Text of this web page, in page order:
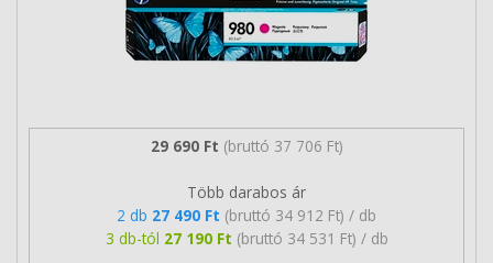
29 690 Ft (bruttó 37 706 Ft)
Több darabos ár
2 db 27 490 Ft (bruttó 34 912 Ft) / db
3 db-tól 27 190 Ft (bruttó 34 531 Ft) / db